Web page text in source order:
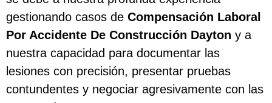
gestionando casos de Compensación Laboral
Por Accidente De Construcción Dayton y a
nuestra capacidad para documentar las
lesiones con precisión, presentar pruebas
contundentes y negociar agresivamente con las